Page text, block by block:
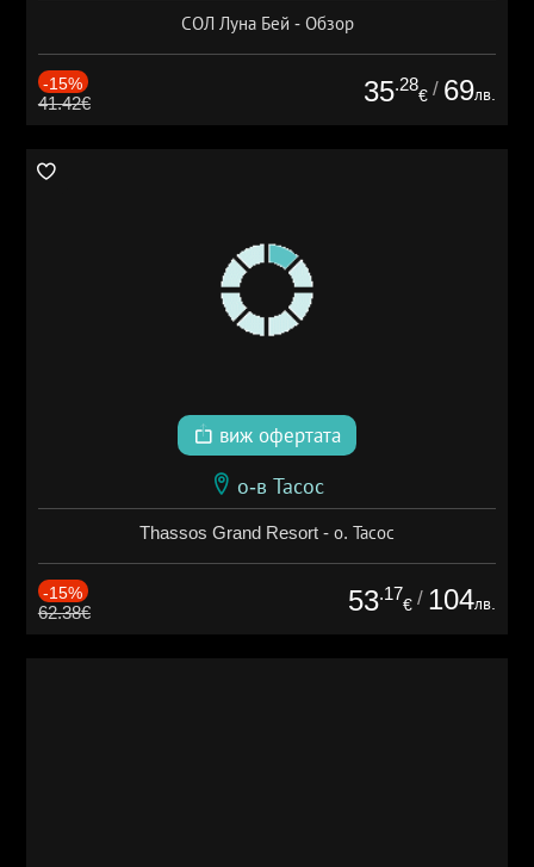
СОЛ Луна Бей - Обзор
-15%
41.42€ 35.28
€ / 69лв.
виж офертата
о-в Тасос
Thassos Grand Resort - о. Тасос
-15%
62.38€ 53.17
€ / 104лв.